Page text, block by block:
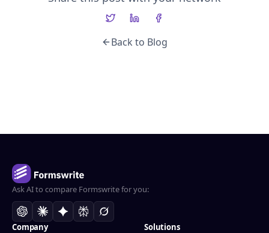
Back to Blog
Ask AI to compare Formswrite for you:
Company Solutions